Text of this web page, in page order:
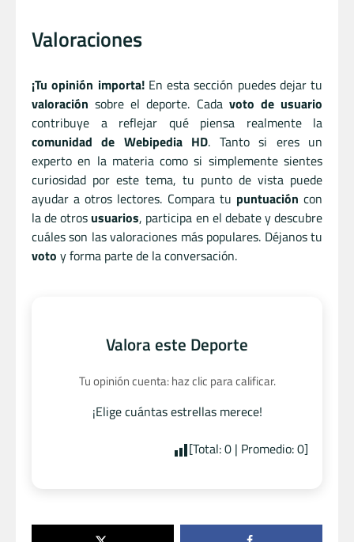
Valoraciones
¡Tu opinión importa!En esta sección puedes dejar tu
valoración sobre el deporte. Cada voto de usuario
contribuye a reflejar qué piensa realmente la
comunidad de Webipedia HD. Tanto si eres un
experto en la materia como si simplemente sientes
curiosidad por este tema, tu punto de vista puede
ayudar a otros lectores. Compara tu puntuación con
la de otros usuarios, participa en el debate y descubre
cuáles son las valoraciones más populares. Déjanos tu
voto y forma parte de la conversación.
Valora este Deporte
Tu opinión cuenta: haz clic para calificar.
¡Elige cuántas estrellas merece!
[Total:0| Promedio:0]